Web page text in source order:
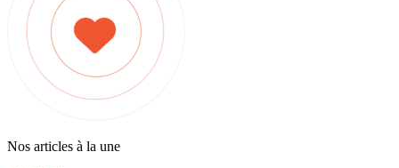
Nos articles à la une